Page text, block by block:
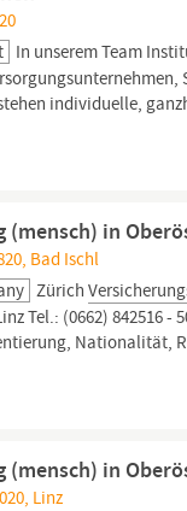
In unserem Team
individuelle,
(mensch) in
Bad Ischl
Zürich
Tel.: (0662) 842516
Nationalität,
(mensch) in
Linz